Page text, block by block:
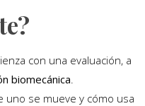
con una evaluación, a
biomecánica
uno se mueve y cómo usa